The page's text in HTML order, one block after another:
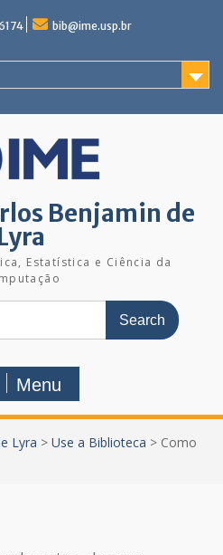
bib@ime.usp.br
Benjamin de
Estatística e Ciência da
Menu
Lyra > Use a Biblioteca > Como